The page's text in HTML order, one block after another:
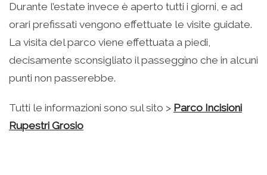
Durante l’estate invece è aperto tutti i giorni, e ad
orari prefissati vengono effettuate le visite guidate.
La visita del parco viene effettuata a piedi,
decisamente sconsigliato il passeggino che in alcuni
punti non passerebbe.
Tutti le informazioni sono sul sito > Parco Incisioni
Rupestri Grosio